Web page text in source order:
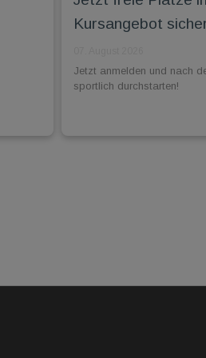
Kursangebot
Jetzt anmelden und nach
sportlich durchstarten!